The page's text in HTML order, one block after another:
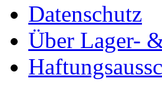
Datenschutz
Über Lager-